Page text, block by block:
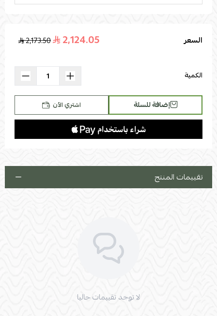
اسحب و افلت الملف هنا
السعر 2,124.05
2,173.50
الكمية
إضافة للسلة اشتري الآن
تقييمات المنتج
لا توجد تقييمات حاليا